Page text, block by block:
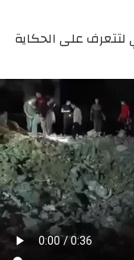
لتتعرف على الحكاية